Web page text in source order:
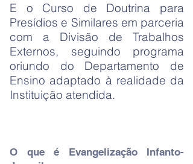
E o Curso de Doutrina para
Presídios e Similares em parceria
com a Divisão de Trabalhos
Externos, seguindo programa
oriundo do Departamento de
Ensino adaptado à realidade da
Instituição atendida.
O que é
Evangelização Infanto-